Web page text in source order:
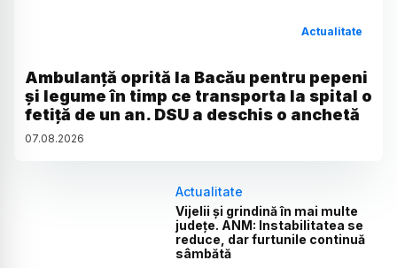
Actualitate
Ambulanță oprită la Bacău pentru pepeni
și legume în timp ce transporta la spital o
fetiță de un an. DSU a deschis o anchetă
07.08.2026
Actualitate
Vijelii și grindină în mai multe
județe. ANM: Instabilitatea se
reduce, dar furtunile continuă
sâmbătă